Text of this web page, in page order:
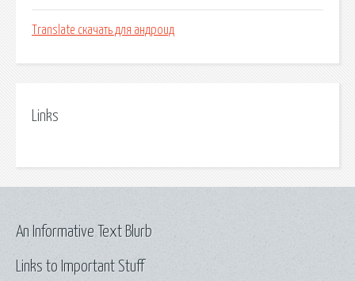
Translate скачать для андроид
Links
Links to Important Stuff
An Informative Text Blurb